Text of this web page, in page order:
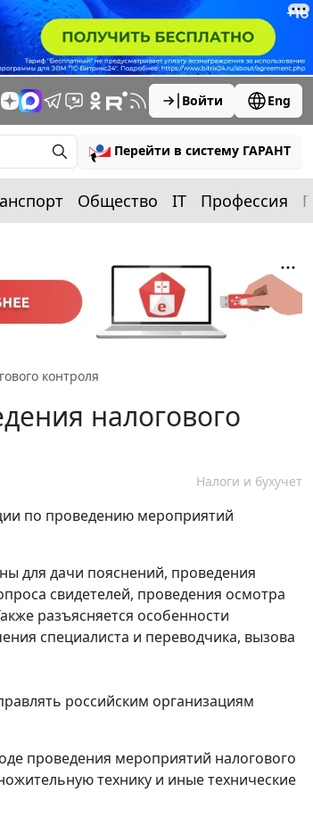
Войти Eng
Перейти в систему ГАРАНТ
Общество IT Профессия
контроля
налогового
Налоги и бухучет
по проведению мероприятий
для дачи пояснений, проведения
свидетелей, проведения осмотра
разъясняется особенности
специалиста и переводчика, вызова
российским организациям
проведения мероприятий налогового
технику и иные технические